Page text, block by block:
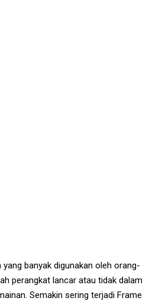
banyak digunakan oleh orang-
perangkat lancar atau tidak dalam
Semakin sering terjadi Frame